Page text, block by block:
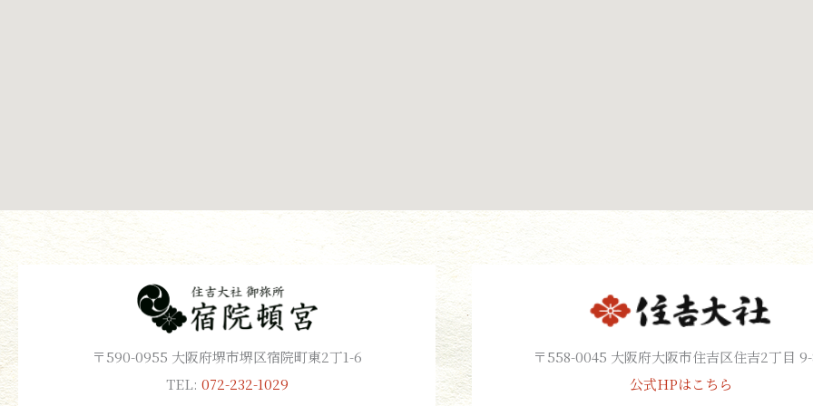
〒590-0955 大阪府堺市堺区宿院町東2丁1-6
TEL: 072-232-1029
〒558-0045 大阪府大阪市住吉区住吉2丁目
公式HPはこちら